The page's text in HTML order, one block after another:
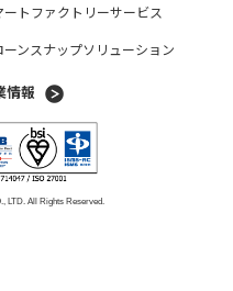
ートファクトリーサービス
ーンスナップソリューション
情報
LTD. All Rights Reserved.